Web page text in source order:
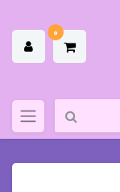
0